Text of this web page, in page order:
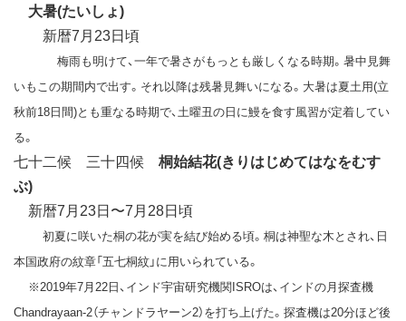
大暑(たいしょ)
新暦7月23日頃
梅雨も明けて、一年で暑さがもっとも厳しくなる時期。暑中見舞
いもこの期間内で出す。それ以降は残暑見舞いになる。大暑は夏土用(立
秋前18日間)とも重なる時期で、土曜丑の日に鰻を食す風習が定着してい
る。
七十二候 三十四候 桐始結花(きりはじめてはなをむす
ぶ)
新暦7月23日〜7月28日頃
初夏に咲いた桐の花が実を結び始める頃。桐は神聖な木とされ、日
本国政府の紋章「五七桐紋」に用いられている。
※2019年7月22日、インド宇宙研究機関ISROは、インドの月探査機
Chandrayaan-2（チャンドラヤーン2）を打ち上げた。探査機は20分ほど後